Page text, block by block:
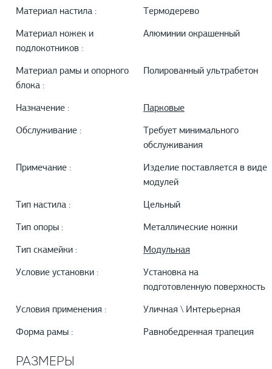
Материал настила : Термодерево
Материал ножек и
подлокотников :
Алюминии окрашенный
Материал рамы и опорного
блока :
Полированный ультрабетон
Назначение : Парковые
Обслуживание :
Требует минимального
обслуживания
Примечание :
Изделие поставляется в виде
модулей
Тип настила : Цельный
Тип опоры : Металлические ножки
Тип скамейки : Модульная
Условие установки :
Установка на
подготовленную поверхность
Условия применения : Уличная \ Интерьерная
Форма рамы : Равнобедренная трапеция
РАЗМЕРЫ